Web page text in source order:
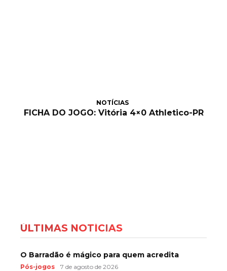
NOTÍCIAS
FICHA DO JOGO: Vitória 4×0 Athletico-PR
ÚLTIMAS NOTÍCIAS
O Barradão é mágico para quem acredita
Pós-jogos 7 de agosto de 2026